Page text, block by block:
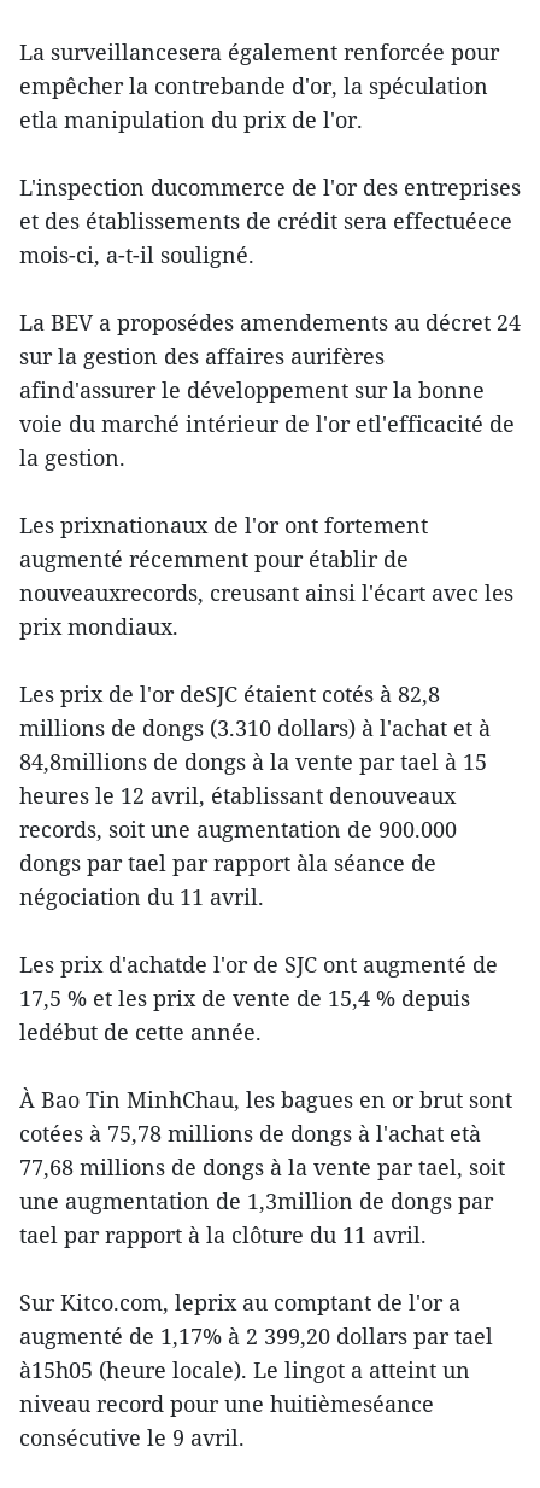
La surveillancesera également renforcée pour
empêcher la contrebande d'or, la spéculation
etla manipulation du prix de l'or.
L'inspection ducommerce de l'or des entreprises
et des établissements de crédit sera effectuéece
mois-ci, a-t-il souligné.
La BEV a proposédes amendements au décret 24
sur la gestion des affaires aurifères
afind'assurer le développement sur la bonne
voie du marché intérieur de l'or etl'efficacité de
la gestion.
Les prixnationaux de l'or ont fortement
augmenté récemment pour établir de
nouveauxrecords, creusant ainsi l'écart avec les
prix mondiaux.
Les prix de l'or deSJC étaient cotés à 82,8
millions de dongs (3.310 dollars) à l'achat et à
84,8millions de dongs à la vente par tael à 15
heures le 12 avril, établissant denouveaux
records, soit une augmentation de 900.000
dongs par tael par rapport àla séance de
négociation du 11 avril.
Les prix d'achatde l'or de SJC ont augmenté de
17,5 % et les prix de vente de 15,4 % depuis
ledébut de cette année.
À Bao Tin MinhChau, les bagues en or brut sont
cotées à 75,78 millions de dongs à l'achat età
77,68 millions de dongs à la vente par tael, soit
une augmentation de 1,3million de dongs par
tael par rapport à la clôture du 11 avril.
Sur Kitco.com, leprix au comptant de l'or a
augmenté de 1,17% à 2 399,20 dollars par tael
à15h05 (heure locale). Le lingot a atteint un
niveau record pour une huitièmeséance
consécutive le 9 avril.